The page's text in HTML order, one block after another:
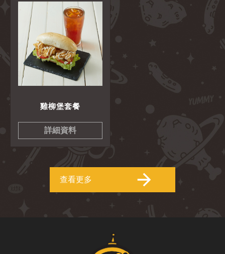
雞柳堡套餐
詳細資料
查看更多